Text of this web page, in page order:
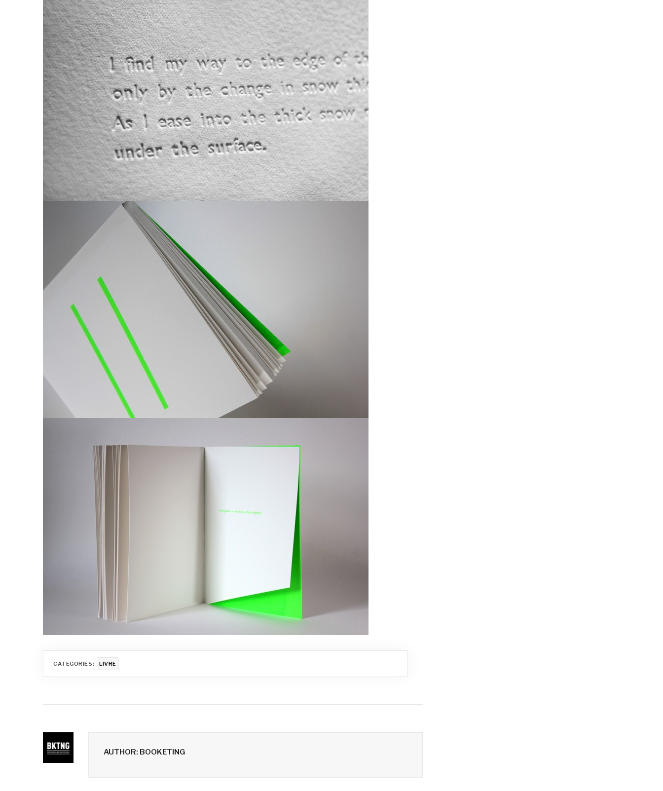
CATEGORIES: LIVRE
AUTHOR: BOOKETING